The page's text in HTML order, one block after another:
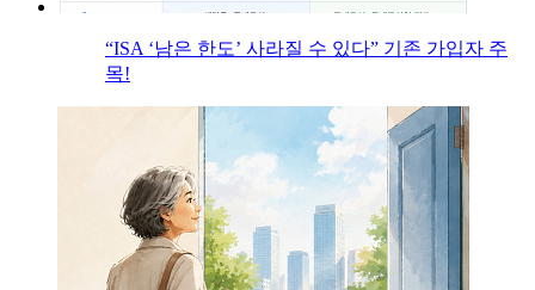
“ISA ‘남은 한도’ 사라질 수 있다” 기존 가입자 주
목!